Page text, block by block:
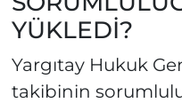
YÜKLEDİ?
Yargıtay Hukuk
takibinin